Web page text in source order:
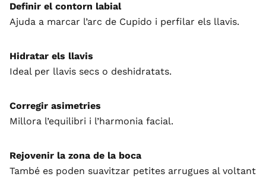
Definir el contorn labial
Ajuda a marcar l’arc de Cupido i perfilar els llavis.
Hidratar els llavis
Ideal per llavis secs o deshidratats.
Corregir asimetries
Millora l’equilibri i l’harmonia facial.
Rejovenir la zona de la boca
També es poden suavitzar petites arrugues al voltant